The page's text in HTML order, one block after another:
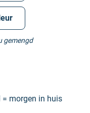
gemengd
= morgen in huis